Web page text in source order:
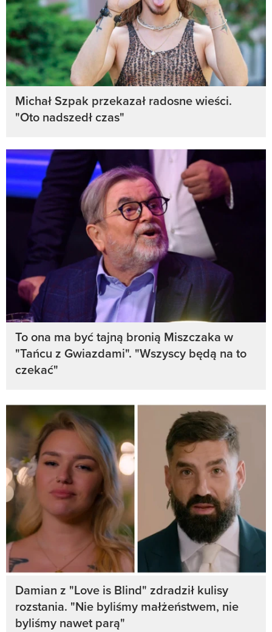
Michał Szpak przekazał radosne wieści.
"Oto nadszedł czas"
To ona ma być tajną bronią Miszczaka w
"Tańcu z Gwiazdami". "Wszyscy będą na to
czekać"
Damian z "Love is Blind" zdradził kulisy
rozstania. "Nie byliśmy małżeństwem, nie
byliśmy nawet parą"